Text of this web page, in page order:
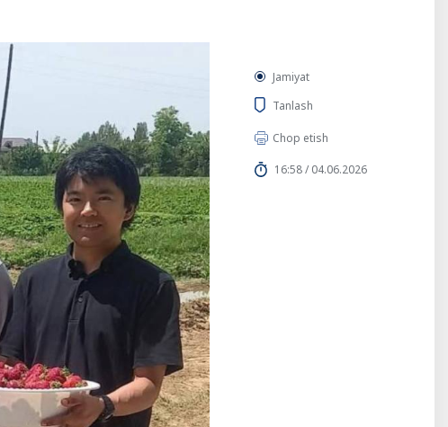
Jamiyat
Tanlash
Chop etish
16:58 / 04.06.2026